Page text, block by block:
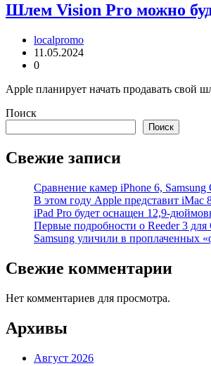
Шлем Vision Pro можно
localpromo
11.05.2024
0
Apple планирует начать продавать свой
Поиск
Поиск
Свежие записи
Cравнение камер iPhone 6,
В этом году Apple представит iMac
iPad Pro будет оснащен 12,9-
Первые подробности о Reeder 3 для
Samsung уличили в проплаченных
Свежие комментарии
Нет комментариев для просмотра.
Архивы
Август 2026